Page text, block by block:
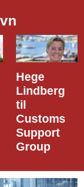
Dette er
den nye
i Narvik
Havn